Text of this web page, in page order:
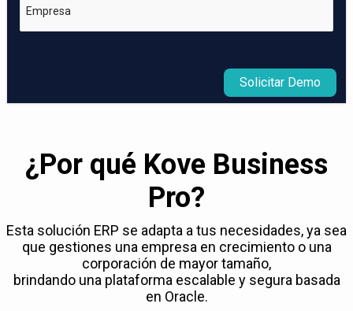
Empresa
Solicitar Demo
¿Por qué Kove Business
Pro?
Esta solución ERP se adapta a tus necesidades, ya sea
que gestiones una empresa en crecimiento o una
corporación de mayor tamaño,
brindando una plataforma escalable y segura basada
en Oracle.